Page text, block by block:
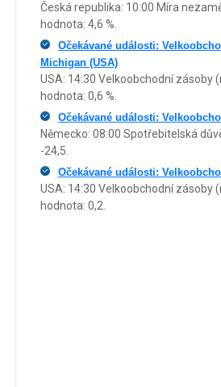
Česká republika: 10:00 Míra
hodnota: 4,6 %.
Očekávané události:
Michigan (USA)
USA: 14:30 Velkoobchodní zásoby
hodnota: 0,6 %.
Očekávané události:
Německo: 08:00 Spotřebitelská
-24,5.
Očekávané události:
USA: 14:30 Velkoobchodní zásoby
hodnota: 0,2.